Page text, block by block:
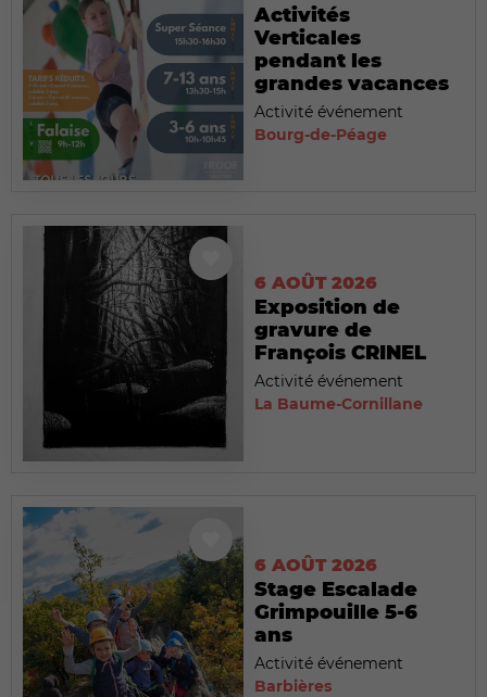
Activités
Verticales
pendant les
grandes vacances
Activité événement
Bourg-de-Péage
6 AOÛT 2026
Exposition de
gravure de
François CRINEL
Activité événement
La Baume-Cornillane
6 AOÛT 2026
Stage Escalade
Grimpouille 5-6
ans
Activité événement
Barbières